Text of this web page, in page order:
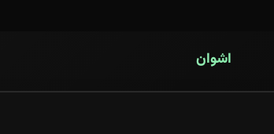
اشوان